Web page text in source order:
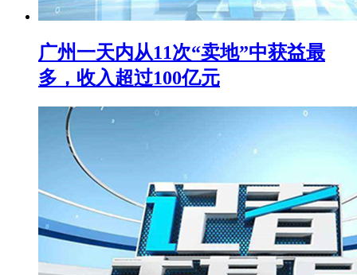
广州一天内从11次“卖地”中获益最
多，收入超过100亿元